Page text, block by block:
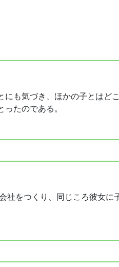
も気づき、ほかの子とはど
たのである。
社をつくり、同じころ彼女に